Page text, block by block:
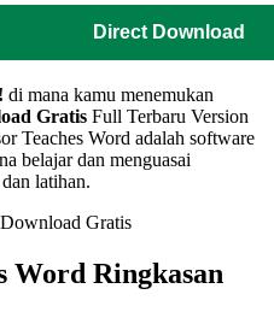
Direct Download
di mana kamu menemukan
Gratis Full Terbaru Version
Teaches Word adalah software
belajar dan menguasai
latihan.
Word Ringkasan